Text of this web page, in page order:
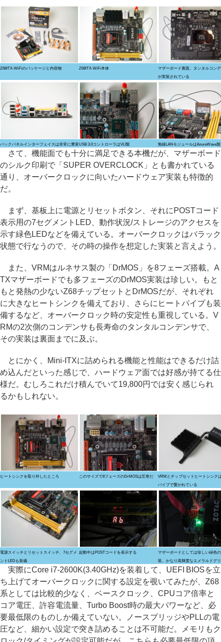
Z68ITX-WiFiのパッケージと内容物 Z68ITX-WiFi本体
マザーボード裏面。タンタルコン
が実装されている
バックパネルインターフェイスは非常に豊富USB 3.0コントローラはVLI製 無線LANモジュールはAzureWave製
さて、機能面でも十分に満足できる本機だが、マザーボード
のシルク印刷で「SUPER OVERCLOCK」とも書かれている
通り、オーバークロックに向いたハードウェア実装も特徴的
だ。
まず、基板上に電源とリセットボタン、それにPOSTコード
表示用の7セグメントLED、動作状況/ストレージのアクセスを
示す緑色LEDなどを備えている。オーバークロックはバラック
状態で行なうので、その時の操作を想定した実装と言えよう。
また、VRMはルネサス製の「DrMOS」を8フェーズ搭載。A
TXマザーボードでも多フェーズのDrMOS実装は珍しい。もと
もと発熱の少ないZ68チップセットとDrMOSだが、それぞれ
に大きなヒートシンクを備えており、さらにヒートパイプも装
備するなど、オーバークロック時の安定性も重視している。V
RMの2次側のコンデンサも長寿命のタンタルコンデンサで、
その実装は裏面までに及ぶ。
とにかく、Mini-ITXに詰められる機能と性能はできるだけ詰
め込んだといった感じで、ハードウェア面では好感が持てる仕
様だ。むしろこれだけ積んでいて19,800円では安く感じられ
るかもしれない。
ヒートシンクを取り外したところ このサイズで8フェーズのDrMOSは圧巻だ
VRMとチップセットヒートシンク
パイプで繋がれている
電源スイッチとリセットスイッチ、7セグメ
ントLEDも装備
起動中はPOSTコードを表示する
マザーボードとしては珍しい緑色
装。かなり高輝度なエメラルドグ
実際にCore i7-2600K(3.40GHz)を装着して、UEFI BIOSを立
ち上げてオーバークロックに関する設定を覗いてみたが、Z68
系としては比較的少なく、ベースクロック、CPUコア倍率と
コア電圧、許容電流量、Turbo Boost時の最大パワーなど、必
要最低限のものしか備えていない。ノースブリッジやPLLの電
圧など、細かい設定で突き詰めることは不可能だ。メモリもク